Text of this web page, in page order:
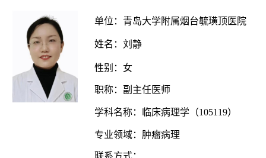
单位 ： 青岛大学附属烟台毓璜顶医院
姓名： 刘静
性别： 女
职称： 副主任医师
学科名称： 临床病理学（105119）
专业领域： 肿瘤病理